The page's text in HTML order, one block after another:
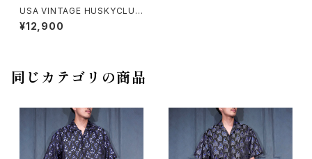
USA VINTAGE HUSKYCLUB
EMBROIDERY DESIGN BAN
D COLLAR SHIRT/アメリカ古
¥12,900
同じカテゴリの商品